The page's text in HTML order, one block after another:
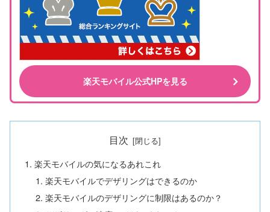
楽天モバイル公式HPを見る
目次
楽天モバイルの気になるあれこれ
楽天モバイルでデザリングはできるのか
楽天モバイルのデザリングに制限はあるのか？